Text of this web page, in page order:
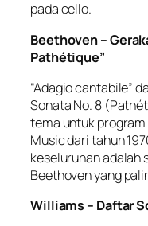
pada cello.
Beethoven –
Pathétique”
“Adagio cantabile”
Sonata No. 8
tema untuk
Music dari tahun
keseluruhan adalah
Beethoven yang
Williams – Daftar